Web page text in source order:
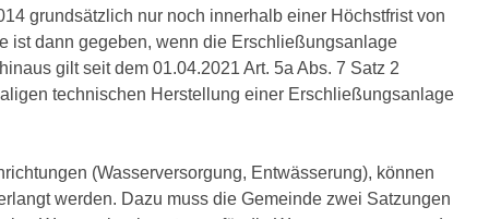
grundsätzlich nur noch innerhalb einer Höchstfrist von
ist dann gegeben, wenn die Erschließungsanlage
gilt seit dem 01.04.2021 Art. 5a Abs. 7 Satz 2
technischen Herstellung einer Erschließungsanlage
(Wasserversorgung, Entwässerung), können
werden. Dazu muss die Gemeinde zwei Satzungen